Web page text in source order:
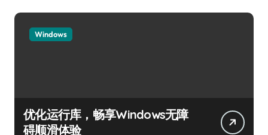
Windows
优化运行库，畅享Windows无障
碍顺滑体验